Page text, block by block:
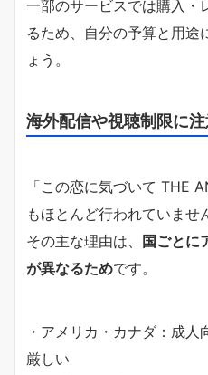
一部のサービスでは購入・
るため、自分の予算と用途
ょう。
海外配信や視聴制限に
「この恋に気づいて THE
もほとんど行われていませ
その主な理由は、 国ごとに
が異なるためです。
・アメリカ・カナダ：成
厳しい